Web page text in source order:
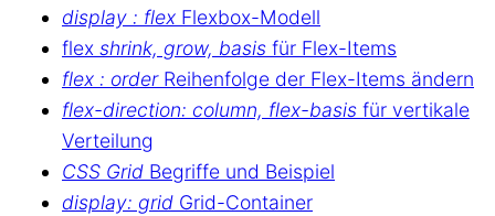
display : flex Flexbox-Modell
flex shrink, grow, basis für Flex-Items
flex : orderReihenfolge der Flex-Items ändern
flex-direction: column, flex-basis für vertikale
Verteilung
CSS Grid Begriffe und Beispiel
display: grid Grid-Container